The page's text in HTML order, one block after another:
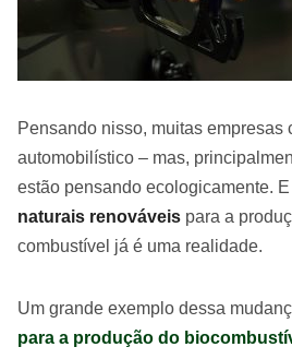
Pensando nisso, muitas empresas
automobilístico – mas,
estão pensando ecologicamente.
naturais renováveis para a
combustível já é uma realidade.
Um grande exemplo dessa
para a produção do